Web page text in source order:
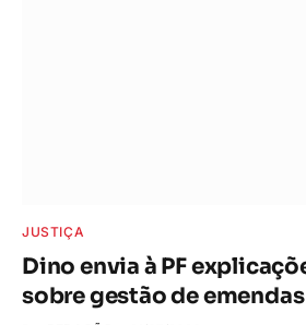
JUSTIÇA
Dino envia à PF
sobre gestão de emendas